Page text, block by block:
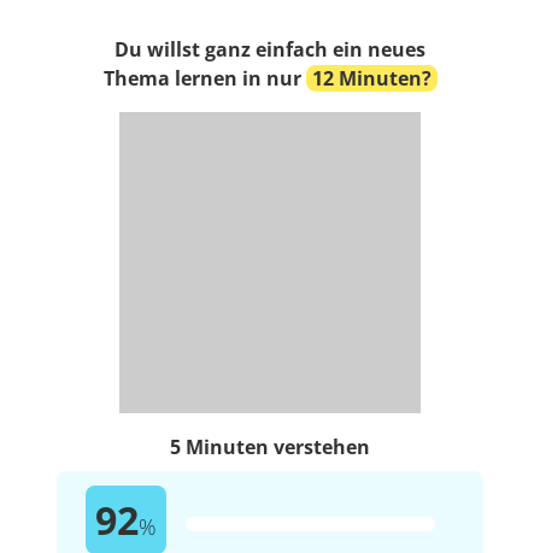
Du willst ganz einfach ein neues
Thema lernen in nur 12 Minuten?
5 Minuten verstehen
92%